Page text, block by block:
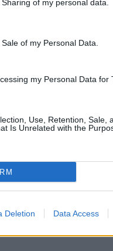
of my personal data.
of my Personal Data.
my Personal Data for
Use, Retention, Sale,
Is Unrelated with the
Deletion Data Access
a zítřejší výsledky pak
prožívat jejich
chystá zúčastnit
který nás posune dál.
a Rallye du Maroc. V